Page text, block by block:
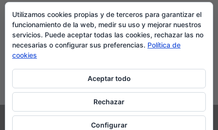
Sede Administrativa y Secretaría General
C/ Arcipreste de Hita 14 – 1º Derecha.
28015 – Madrid
Teléfono: 91 544 80 35 - 91 544 58 79
Mail:
Utilizamos cookies propias y de terceros para garantizar el
funcionamiento de la web, medir su uso y mejorar nuestros
servicios. Puede aceptar todas las cookies, rechazar las no
necesarias o configurar sus preferencias. Política de
cookies
Aceptar todo
Rechazar
Configurar